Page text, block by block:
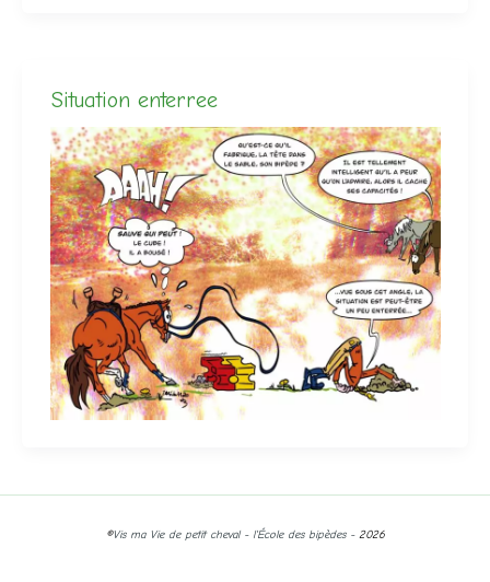
Situation enterree
©Vis ma Vie de petit cheval - l'École des bipèdes - 2026